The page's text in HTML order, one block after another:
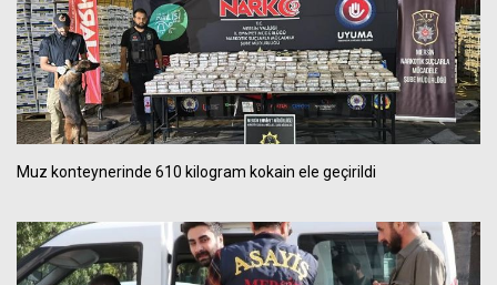
Muz konteynerinde 610 kilogram kokain ele geçirildi